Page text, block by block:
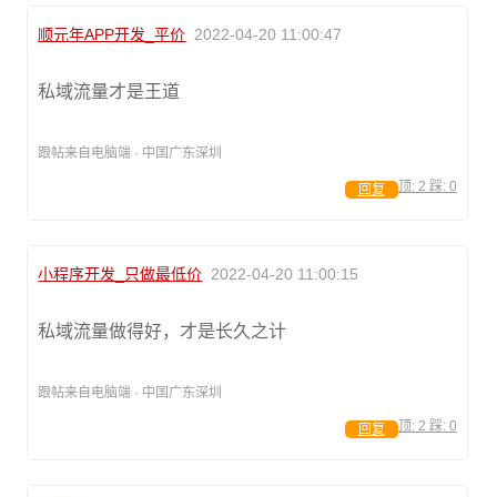
顺元年APP开发_平价 2022-04-20 11:00:47
私域流量才是王道
跟帖来自电脑端 · 中国广东深圳
顶: 2 踩: 0
回复
小程序开发_只做最低价 2022-04-20 11:00:15
私域流量做得好，才是长久之计
跟帖来自电脑端 · 中国广东深圳
顶: 2 踩: 0
回复